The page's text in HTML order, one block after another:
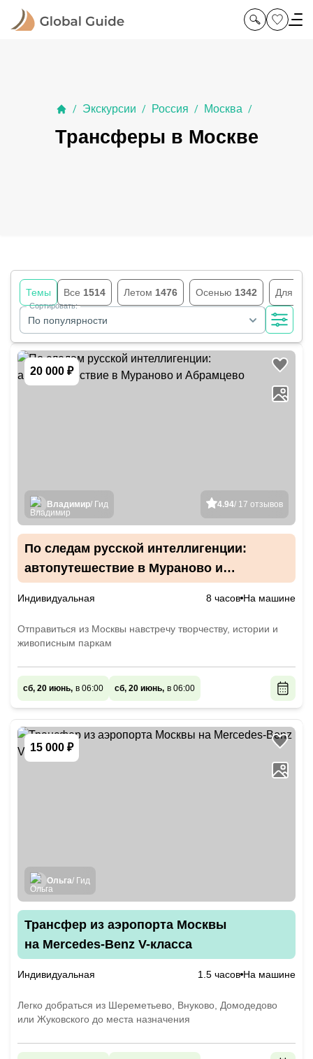
/ Экскурсии / Россия / Москва /
Трансферы в Москве
Темы Все 1514 Летом 1476 Осенью 1342 Для
По популярности
Сортировать:
20 000 ₽
4.94/ 17 отзывов
Владимир/ Гид
По следам русской интеллигенции:
автопутешествие в Мураново и
Индивидуальная 8 часов На машине
Отправиться из Москвы навстречу творчеству, истории и
живописным паркам
сб, 20 июнь, в 06:00 сб, 20 июнь, в 06:00
15 000 ₽
Ольга/ Гид
Трансфер из аэропорта Москвы
на Mercedes-Benz V-класса
Индивидуальная 1.5 часов На машине
Легко добраться из Шереметьево, Внуково, Домодедово
или Жуковского до места назначения